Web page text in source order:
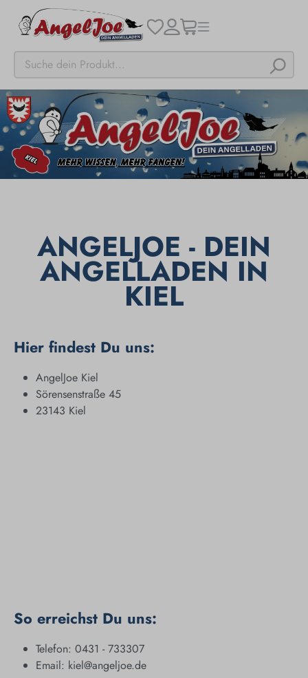
ANGELJOE - DEIN
ANGELLADEN IN
KIEL
Hier findest Du uns:
AngelJoe Kiel
Sörensenstraße 45
23143 Kiel
So erreichst Du uns:
Telefon: 0431 - 733307
Email: kiel@angeljoe.de